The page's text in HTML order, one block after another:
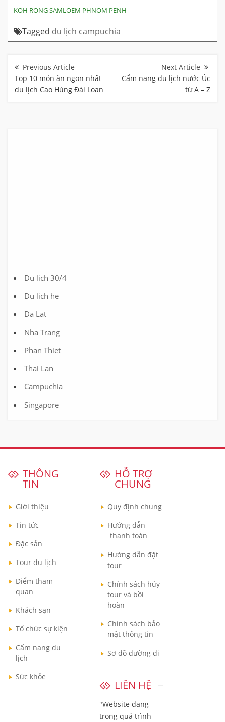
KOH RONG SAMLOEM PHNOM PENH
Tagged du lịch campuchia
hướng
bài
viết
Top 10 món ăn ngon nhất
du lịch Cao Hùng Đài Loan
Cẩm nang du lịch nước Úc
từ A – Z
Du lich 30/4
Du lich he
Da Lat
Nha Trang
Phan Thiet
Thai Lan
Campuchia
Singapore
THÔNG
TIN
Giới thiệu
Tin tức
Đặc sản
Tour du lịch
Điểm tham
quan
Khách sạn
Tổ chức sự kiện
Cẩm nang du
lịch
Sức khỏe
HỖ TRỢ
CHUNG
Quy định chung
Hướng dẫn
thanh toán
Hướng dẫn đặt
tour
Chính sách hủy
tour và bồi
hoàn
Chính sách bảo
mật thông tin
Sơ đồ đường đi
LIÊN HỆ
"Website đang
trong quá trình